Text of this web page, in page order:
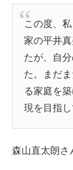
この度、
家の平井
たが、自
た。まだ
る家庭を
現を目指し
森山直太朗さ